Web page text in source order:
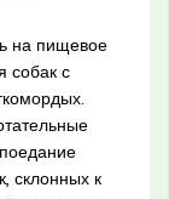
на пищевое
собак с
склонных к